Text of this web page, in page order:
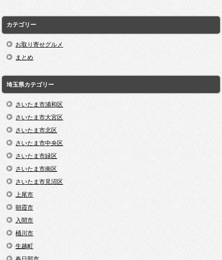
カテゴリー
お取り寄せグルメ
まとめ
埼玉県カテゴリー
さいたま市浦和区
さいたま市大宮区
さいたま市北区
さいたま市中央区
さいたま市緑区
さいたま市南区
さいたま市見沼区
上尾市
朝霞市
入間市
桶川市
生越町